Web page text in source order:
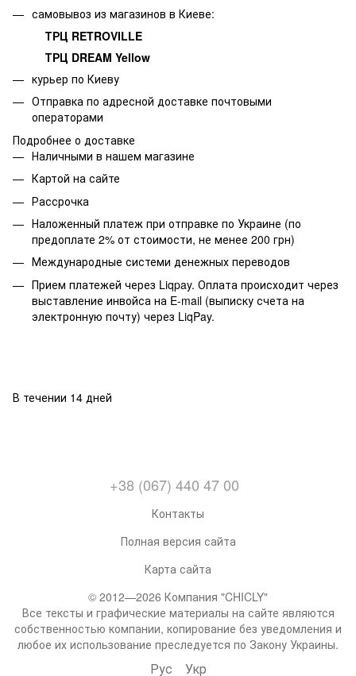
самовывоз из магазинов в Киеве:
ТРЦ RETROVILLE
ТРЦ DREAM Yellow
курьер по Киеву
Отправка по адресной доставке почтовыми
операторами
Подробнее о доставке
Наличными в нашем магазине
Картой на сайте
Рассрочка
Наложенный платеж при отправке по Украине (по
предоплате 2% от стоимости, не менее 200 грн)
Международные системи денежных переводов
Прием платежей через Liqpay. Оплата происходит через
выставление инвойса на E-mail (выписку счета на
электронную почту) через LiqPay.
В течении 14 дней
+38 (067) 440 47 00
Контакты
Полная версия сайта
Карта сайта
© 2012—2026 Компания "CHICLY"
Все тексты и графические материалы на сайте являются
собственностью компании, копирование без уведомления и
любое их использование преследуется по Закону Украины.
Рус Укр